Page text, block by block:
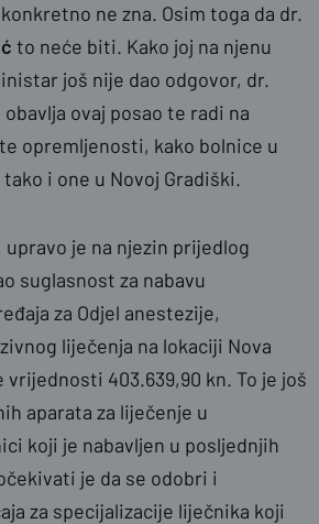
ne zna. Osim toga da dr.
to neće biti. Kako joj na njenu
još nije dao odgovor, dr.
ovaj posao te radi na
opremljenosti, kako bolnice u
i one u Novoj Gradiški.
upravo je na njezin prijedlog
suglasnost za nabavu
za Odjel anestezije,
liječenja na lokaciji Nova
vrijednosti 403.639,90 kn. To je još
aparata za liječenje u
koji je nabavljen u posljednjih
je da se odobri i
za specijalizacije liječnika koji